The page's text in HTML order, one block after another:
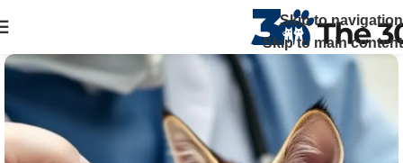
Skip to navigation
Skip to main content
ساعة في القاهرة والجيزة اتصل بنا